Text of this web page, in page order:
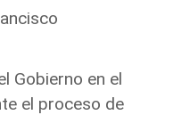
Gobierno en el
el proceso de